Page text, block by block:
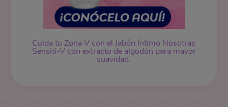
Cuida tu Zona V con el Jabón Íntimo Nosotras
Sensiti-V con extracto de algodón para mayor
suavidad.